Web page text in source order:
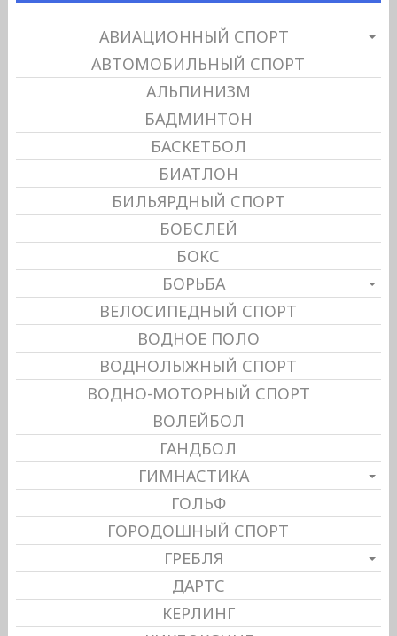
АВИАЦИОННЫЙ СПОРТ
АВТОМОБИЛЬНЫЙ СПОРТ
АЛЬПИНИЗМ
БАДМИНТОН
БАСКЕТБОЛ
БИАТЛОН
БИЛЬЯРДНЫЙ СПОРТ
БОБСЛЕЙ
БОКС
БОРЬБА
ВЕЛОСИПЕДНЫЙ СПОРТ
ВОДНОЕ ПОЛО
ВОДНОЛЫЖНЫЙ СПОРТ
ВОДНО-МОТОРНЫЙ СПОРТ
ВОЛЕЙБОЛ
ГАНДБОЛ
ГИМНАСТИКА
ГОЛЬФ
ГОРОДОШНЫЙ СПОРТ
ГРЕБЛЯ
ДАРТС
КЕРЛИНГ